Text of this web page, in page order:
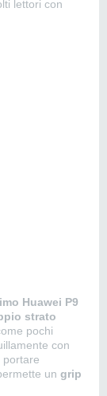
lettori con
Huawei P9
strato
pochi
con
portare
un grip